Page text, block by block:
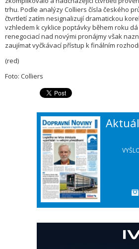
trhu. Podle analýzy Colliers čísla českého
čtvrtletí zatím nesignalizují dramatickou
vzhledem k cyklice poptávky během roku
renegociací nad novými pronájmy však
zaujímat vyčkávací přístup k finálním
(red)
Foto: Colliers